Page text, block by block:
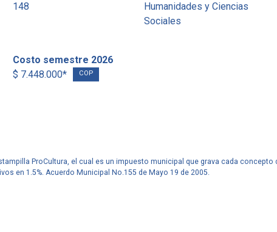
148
Humanidades y Ciencias
Sociales
Costo semestre 2026
$ 7.448.000*
COP
ProCultura, el cual es un impuesto municipal que grava cada concepto
en 1.5%. Acuerdo Municipal No.155 de Mayo 19 de 2005.